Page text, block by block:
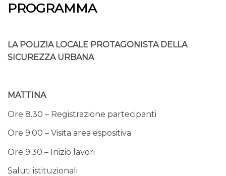
PROGRAMMA
LA POLIZIA LOCALE PROTAGONISTA DELLA
SICUREZZA URBANA
MATTINA
Ore 8.30 – Registrazione partecipanti
Ore 9.00 – Visita area espositiva
Ore 9.30 – Inizio lavori
Saluti istituzionali